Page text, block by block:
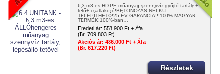
6,3 m3-es HD-PE műanyag szennyvíz gyűjtő tartály +
tető+ csatlakozó!BETONOZÁS NÉLKÜL
TELEPÍTHETŐ!25 ÉV GARANCIA!!!100% MAGYAR
TERMÉK!100%-ban…
Eredeti ár: 558.900 Ft + Áfa
(Br. 709.803 Ft)
Akciós ár: 486.000 Ft + Áfa
(Br. 617.220 Ft)
Részletek